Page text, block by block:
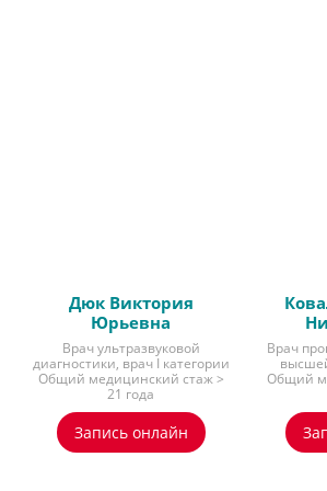
Дюк Виктория
Юрьевна
Врач ультразвуковой
диагностики, врач I категории
Общий медицинский стаж >
21 года
Запись онлайн
Врач
Общий